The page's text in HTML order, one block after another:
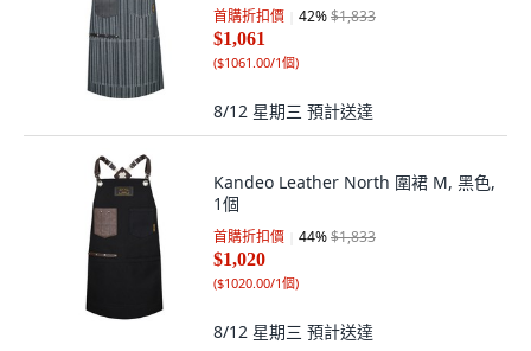
首購折扣價 42%$1,833
$1,061
($1061.00/1個)
8/12 星期三 預計送達
Kandeo Leather North 圍裙 M, 黑色,
1個
首購折扣價 44%$1,833
$1,020
($1020.00/1個)
8/12 星期三 預計送達